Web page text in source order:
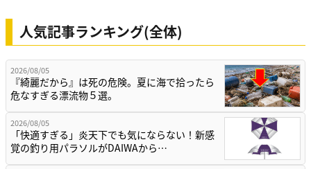
人気記事ランキング(全体)
2026/08/05
『綺麗だから』は死の危険。夏に海で拾ったら
危なすぎる漂流物５選。
2026/08/05
「快適すぎる」炎天下でも気にならない！新感
覚の釣り用パラソルがDAIWAから…